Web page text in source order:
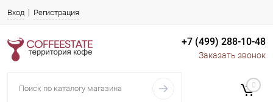
Вход Регистрация
+7 (499) 288-10-48
Заказать звонок
0